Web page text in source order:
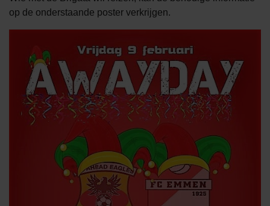
op de onderstaande poster verkrijgen.